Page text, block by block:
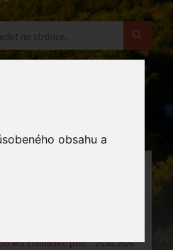
obsahu a
MŠ Zlámanec pro… 25.02.2026